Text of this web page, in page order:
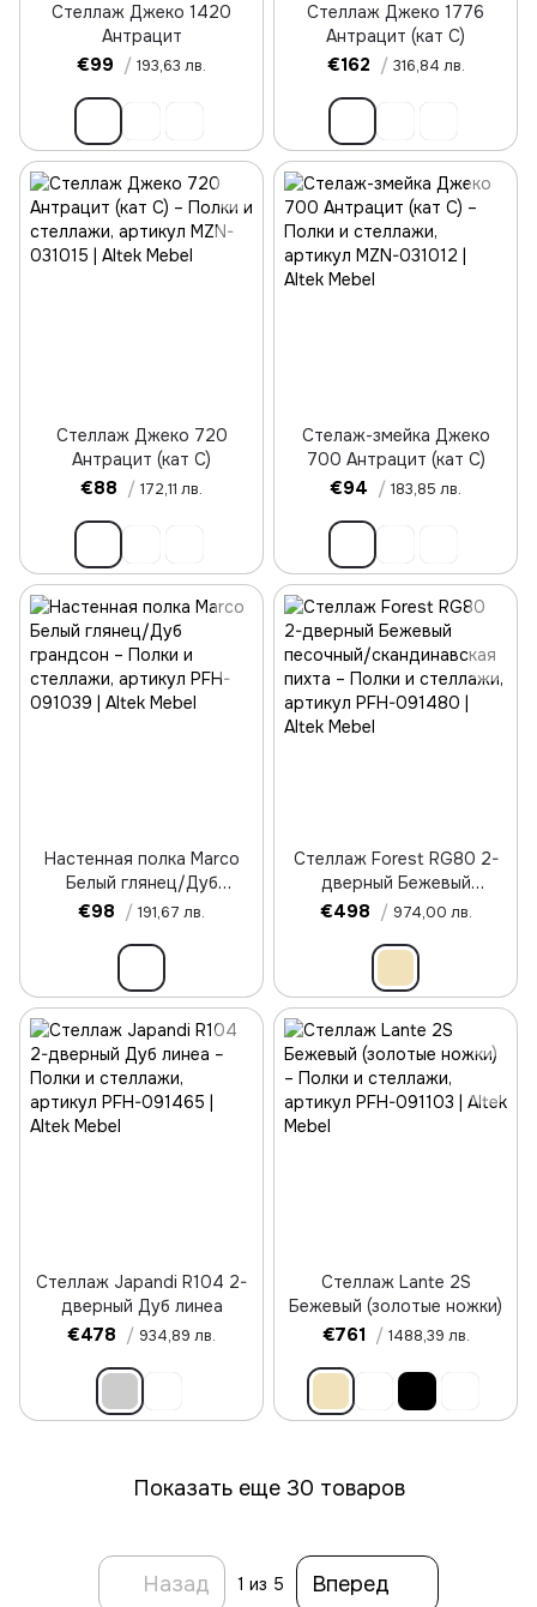
Стеллаж Джеко 1420
Антрацит
€99 / 193,63 лв.
Стеллаж Джеко 1776
Антрацит (кат С)
€162 / 316,84 лв.
Стеллаж Джеко 720
Антрацит (кат С)
€88 / 172,11 лв.
Стелаж-змейка Джеко
700 Антрацит (кат С)
€94 / 183,85 лв.
Настенная полка Marco
Белый глянец/Дуб
грандсон
€98 / 191,67 лв.
Стеллаж Forest RG80 2-
дверный Бежевый
песочный/скандинавская
€498 / 974,00 лв.
Стеллаж Japandi R104 2-
дверный Дуб линеа
€478 / 934,89 лв.
Стеллаж Lante 2S
Бежевый (золотые ножки)
€761 / 1488,39 лв.
Показать еще 30 товаров
Назад 1 из 5 Вперед